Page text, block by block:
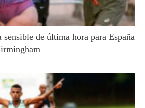
de última hora para España